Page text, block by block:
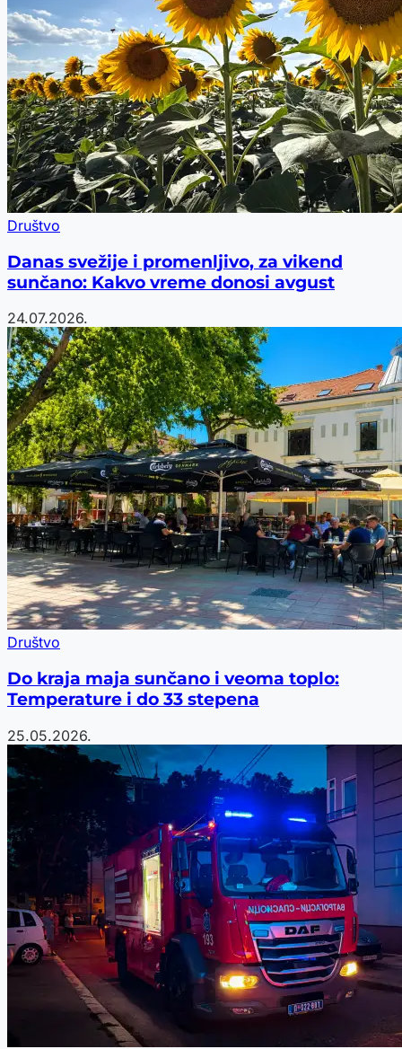
Društvo
Danas svežije i promenljivo, za vikend
sunčano: Kakvo vreme donosi avgust
24.07.2026.
Društvo
Do kraja maja sunčano i veoma toplo:
Temperature i do 33 stepena
25.05.2026.